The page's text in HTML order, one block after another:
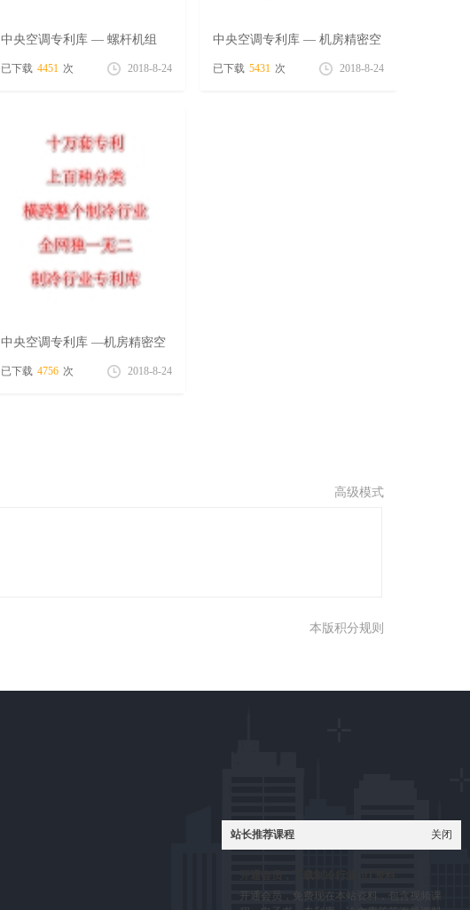
中央空调专利库 — 螺杆机组
专辑（8月24号）
已下载 4451 次 2018-8-24
中央空调专利库 — 机房精密空
调 专辑（8月28号）
已下载 5431 次 2018-8-24
中央空调专利库 —机房精密空
调 专辑（8月20号）
已下载 4756 次 2018-8-24
高级模式
本版积分规则
关闭
站长推荐课程
开通会员，免费现在本站资料，包含视频课